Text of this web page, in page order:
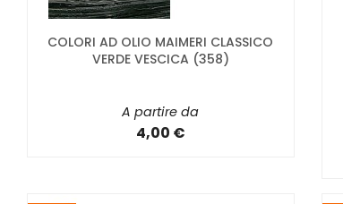
COLORI AD OLIO MAIMERI CLASSICO
VERDE VESCICA (358)
A partire da
4,00 €